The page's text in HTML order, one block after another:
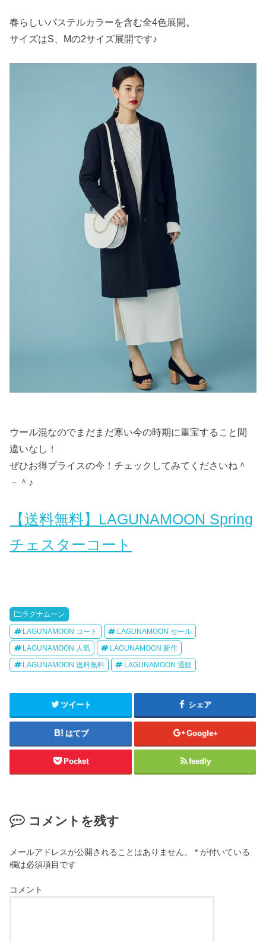
春らしいパステルカラーを含む全4色展開。
サイズはS、Mの2サイズ展開です♪
ウール混なのでまだまだ寒い今の時期に重宝すること間
違いなし！
ぜひお得プライスの今！チェックしてみてくださいね＾
－＾♪
【送料無料】LAGUNAMOON Spring
チェスターコート
ラグナムーン
LAGUNAMOON コート LAGUNAMOON セール
LAGUNAMOON 人気 LAGUNAMOON 新作
LAGUNAMOON 送料無料 LAGUNAMOON 通販
ツイート シェア
はてブ Google+
Pocket feedly
コメントを残す
メールアドレスが公開されることはありません。 * が付いている
欄は必須項目です
コメント